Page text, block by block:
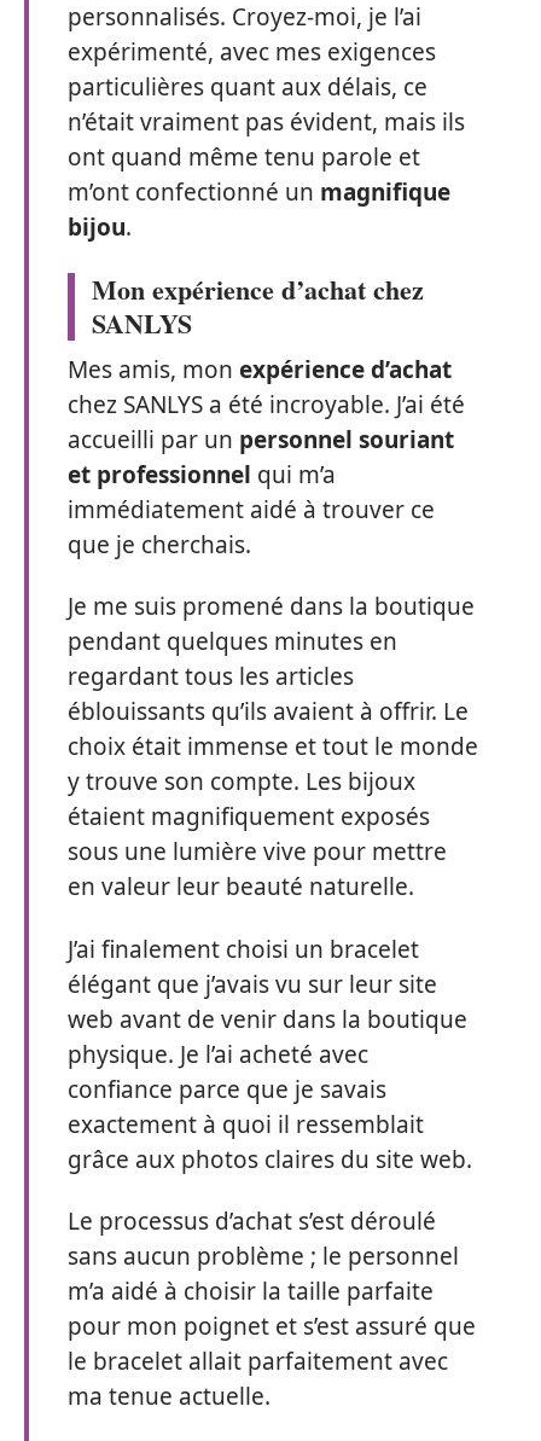
personnalisés. Croyez-moi, je l’ai
expérimenté, avec mes exigences
particulières quant aux délais, ce
n’était vraiment pas évident, mais ils
ont quand même tenu parole et
m’ont confectionné un magnifique
bijou.
Mon expérience d’achat chez
SANLYS
Mes amis, mon expérience d’achat
chez SANLYS a été incroyable. J’ai été
accueilli par un personnel souriant
et professionnel qui m’a
immédiatement aidé à trouver ce
que je cherchais.
Je me suis promené dans la boutique
pendant quelques minutes en
regardant tous les articles
éblouissants qu’ils avaient à offrir. Le
choix était immense et tout le monde
y trouve son compte. Les bijoux
étaient magnifiquement exposés
sous une lumière vive pour mettre
en valeur leur beauté naturelle.
J’ai finalement choisi un bracelet
élégant que j’avais vu sur leur site
web avant de venir dans la boutique
physique. Je l’ai acheté avec
confiance parce que je savais
exactement à quoi il ressemblait
grâce aux photos claires du site web.
Le processus d’achat s’est déroulé
sans aucun problème ; le personnel
m’a aidé à choisir la taille parfaite
pour mon poignet et s’est assuré que
le bracelet allait parfaitement avec
ma tenue actuelle.